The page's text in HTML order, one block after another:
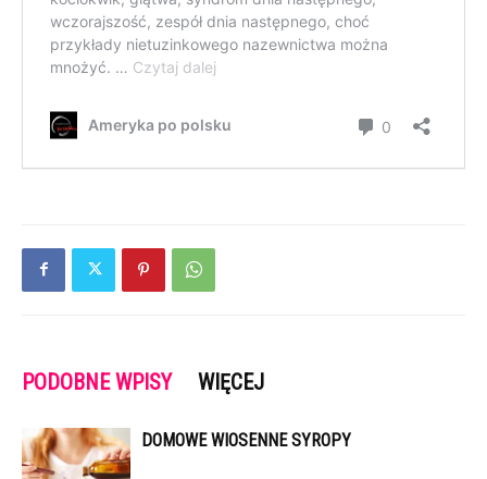
PODOBNE WPISY WIĘCEJ
DOMOWE WIOSENNE SYROPY